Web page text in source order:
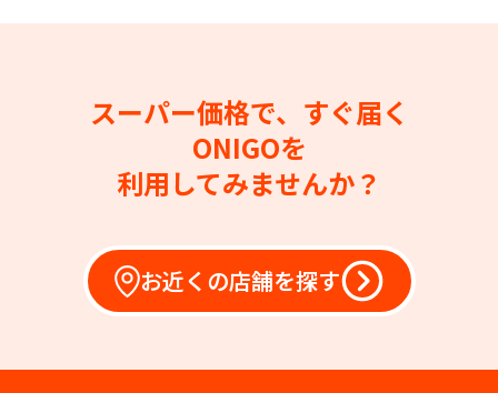
スーパー価格で、すぐ届く
ONIGOを
利用してみませんか？
お近くの店舗を探す